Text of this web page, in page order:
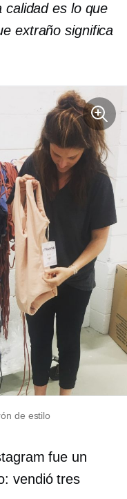
calidad es lo que
extraño significa
de estilo
fue un
vendió tres